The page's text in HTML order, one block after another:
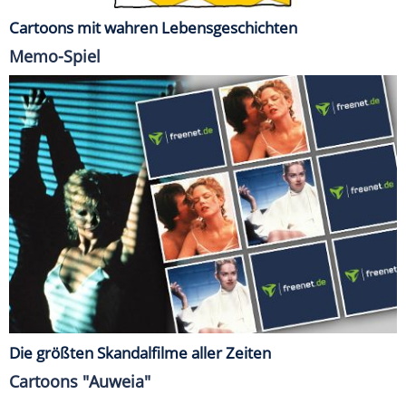
Cartoons mit wahren Lebensgeschichten
Memo-Spiel
Die größten Skandalfilme aller Zeiten
Cartoons "Auweia"